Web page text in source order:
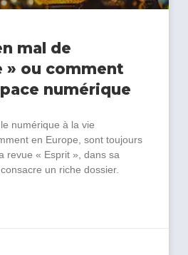
mal de
» ou comment
numérique
numérique à la vie
en Europe, sont toujours
revue « Esprit », dans sa
un riche dossier.